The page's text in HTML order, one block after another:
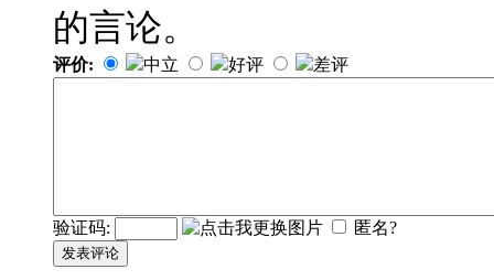
的言论。
评价: 中立 好评 差评
验证码: 匿名?
发表评论